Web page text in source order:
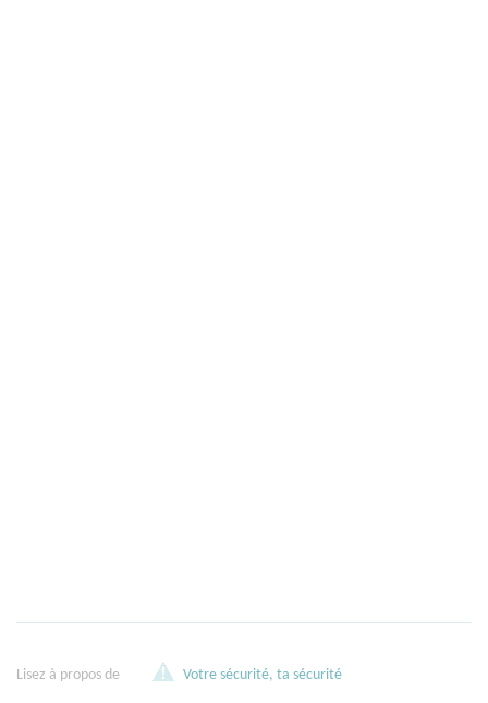
Lisez à propos de Votre sécurité, ta sécurité